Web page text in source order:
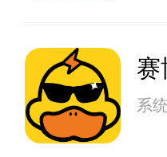
赛
系